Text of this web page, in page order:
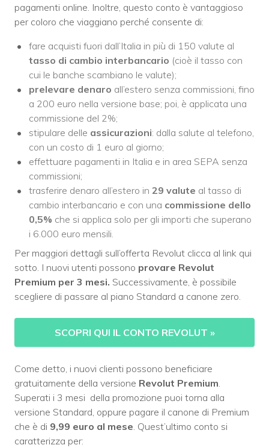
pagamenti online. Inoltre, questo conto è vantaggioso
per coloro che viaggiano perché consente di:
fare acquisti fuori dall’Italia in più di 150 valute al
tasso di cambio interbancario (cioè il tasso con
cui le banche scambiano le valute);
prelevare denaro all’estero senza commissioni, fino
a 200 euro nella versione base; poi, è applicata una
commissione del 2%;
stipulare delle assicurazioni: dalla salute al telefono,
con un costo di 1 euro al giorno;
effettuare pagamenti in Italia e in area SEPA senza
commissioni;
trasferire denaro all’estero in 29 valute al tasso di
cambio interbancario e con una commissione dello
0,5% che si applica solo per gli importi che superano
i 6.000 euro mensili.
Per maggiori dettagli sull’offerta Revolut clicca al link qui
sotto. I nuovi utenti possono provare Revolut
Premium per 3 mesi. Successivamente, è possibile
scegliere di passare al piano Standard a canone zero.
SCOPRI QUI IL CONTO REVOLUT »
Come detto, i nuovi clienti possono beneficiare
gratuitamente della versione Revolut Premium.
Superati i 3 mesi della promozione puoi torna alla
versione Standard, oppure pagare il canone di Premium
che è di 9,99 euro al mese. Quest’ultimo conto si
caratterizza per: